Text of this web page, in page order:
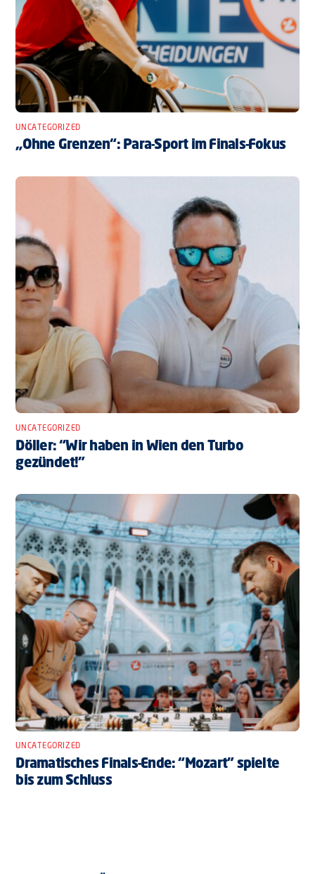
UNCATEGORIZED
„Ohne Grenzen“: Para-Sport im Finals-Fokus
UNCATEGORIZED
Döller: “Wir haben in Wien den Turbo
gezündet!”
UNCATEGORIZED
Dramatisches Finals-Ende: “Mozart” spielte
bis zum Schluss